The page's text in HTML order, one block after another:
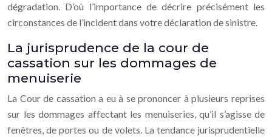
dégradation. D’où l’importance de décrire précisément les
circonstances de l’incident dans votre déclaration de sinistre.
La jurisprudence de la cour de
cassation sur les dommages de
menuiserie
La Cour de cassation a eu à se prononcer à plusieurs reprises
sur les dommages affectant les menuiseries, qu’il s’agisse de
fenêtres, de portes ou de volets. La tendance jurisprudentielle